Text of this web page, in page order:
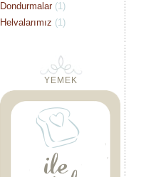
Dondurmalar (1)
Helvalarımız (1)
YEMEK